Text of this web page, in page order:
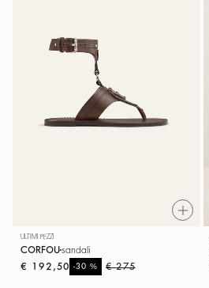
ULTIMI PEZZI
CORFOUsandali
€ 275
-30%
€ 192,50